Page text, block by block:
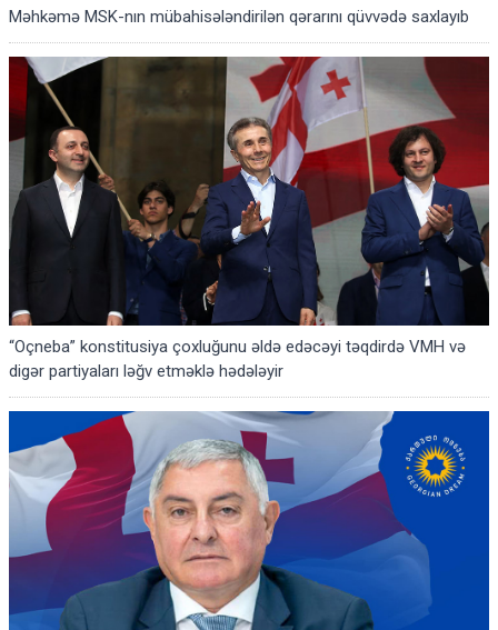
Məhkəmə MSK-nın mübahisələndirilən qərarını qüvvədə saxlayıb
“Oçneba” konstitusiya çoxluğunu əldə edəcəyi təqdirdə VMH və
digər partiyaları ləğv etməklə hədələyir